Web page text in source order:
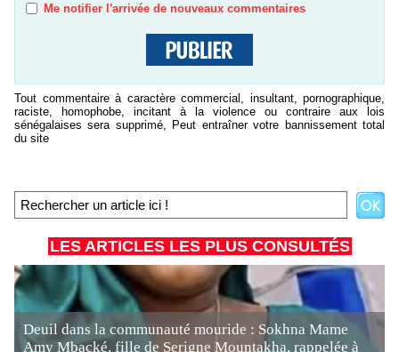
Me notifier l'arrivée de nouveaux commentaires
Tout commentaire à caractère commercial, insultant, pornographique,
raciste, homophobe, incitant à la violence ou contraire aux lois
sénégalaises sera supprimé, Peut entraîner votre bannissement total
du site
LES ARTICLES LES PLUS CONSULTÉS
Deuil dans la communauté mouride : Sokhna Mame
Amy Mbacké, fille de Serigne Mountakha, rappelée à